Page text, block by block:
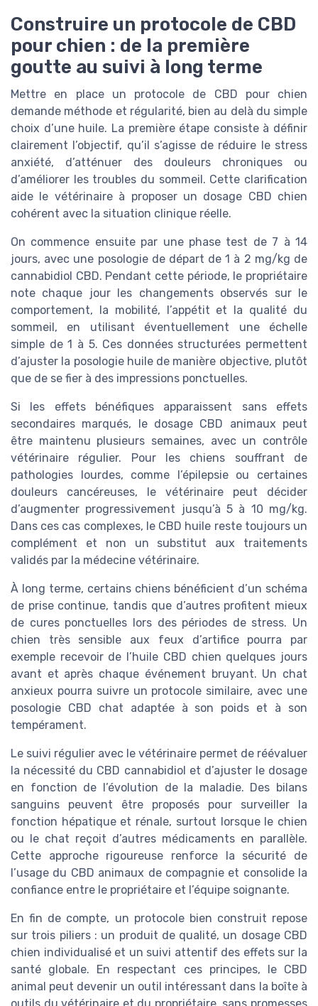
Construire un protocole de CBD
pour chien : de la première
goutte au suivi à long terme
Mettre en place un protocole de CBD pour chien
demande méthode et régularité, bien au delà du simple
choix d’une huile. La première étape consiste à définir
clairement l’objectif, qu’il s’agisse de réduire le stress
anxiété, d’atténuer des douleurs chroniques ou
d’améliorer les troubles du sommeil. Cette clarification
aide le vétérinaire à proposer un dosage CBD chien
cohérent avec la situation clinique réelle.
On commence ensuite par une phase test de 7 à 14
jours, avec une posologie de départ de 1 à 2 mg/kg de
cannabidiol CBD. Pendant cette période, le propriétaire
note chaque jour les changements observés sur le
comportement, la mobilité, l’appétit et la qualité du
sommeil, en utilisant éventuellement une échelle
simple de 1 à 5. Ces données structurées permettent
d’ajuster la posologie huile de manière objective, plutôt
que de se fier à des impressions ponctuelles.
Si les effets bénéfiques apparaissent sans effets
secondaires marqués, le dosage CBD animaux peut
être maintenu plusieurs semaines, avec un contrôle
vétérinaire régulier. Pour les chiens souffrant de
pathologies lourdes, comme l’épilepsie ou certaines
douleurs cancéreuses, le vétérinaire peut décider
d’augmenter progressivement jusqu’à 5 à 10 mg/kg.
Dans ces cas complexes, le CBD huile reste toujours un
complément et non un substitut aux traitements
validés par la médecine vétérinaire.
À long terme, certains chiens bénéficient d’un schéma
de prise continue, tandis que d’autres profitent mieux
de cures ponctuelles lors des périodes de stress. Un
chien très sensible aux feux d’artifice pourra par
exemple recevoir de l’huile CBD chien quelques jours
avant et après chaque événement bruyant. Un chat
anxieux pourra suivre un protocole similaire, avec une
posologie CBD chat adaptée à son poids et à son
tempérament.
Le suivi régulier avec le vétérinaire permet de réévaluer
la nécessité du CBD cannabidiol et d’ajuster le dosage
en fonction de l’évolution de la maladie. Des bilans
sanguins peuvent être proposés pour surveiller la
fonction hépatique et rénale, surtout lorsque le chien
ou le chat reçoit d’autres médicaments en parallèle.
Cette approche rigoureuse renforce la sécurité de
l’usage du CBD animaux de compagnie et consolide la
confiance entre le propriétaire et l’équipe soignante.
En fin de compte, un protocole bien construit repose
sur trois piliers : un produit de qualité, un dosage CBD
chien individualisé et un suivi attentif des effets sur la
santé globale. En respectant ces principes, le CBD
animal peut devenir un outil intéressant dans la boîte à